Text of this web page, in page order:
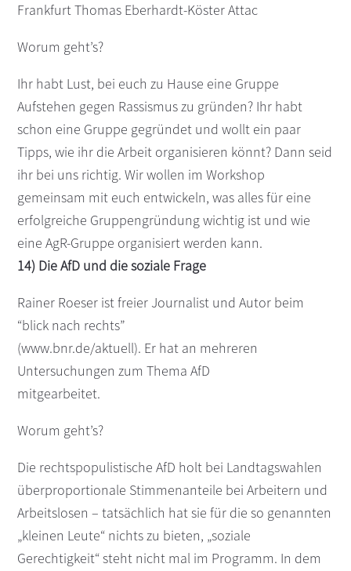
Frankfurt Thomas Eberhardt-Köster Attac
Worum geht’s?
Ihr habt Lust, bei euch zu Hause eine Gruppe
Aufstehen gegen Rassismus zu gründen? Ihr habt
schon eine Gruppe gegründet und wollt ein paar
Tipps, wie ihr die Arbeit organisieren könnt? Dann seid
ihr bei uns richtig. Wir wollen im Workshop
gemeinsam mit euch entwickeln, was alles für eine
erfolgreiche Gruppengründung wichtig ist und wie
eine AgR-Gruppe organisiert werden kann.
14) Die AfD und die soziale Frage
Rainer Roeser ist freier Journalist und Autor beim
“blick nach rechts”
(www.bnr.de/aktuell). Er hat an mehreren
Untersuchungen zum Thema AfD
mitgearbeitet.
Worum geht’s?
Die rechtspopulistische AfD holt bei Landtagswahlen
überproportionale Stimmenanteile bei Arbeitern und
Arbeitslosen – tatsächlich hat sie für die so genannten
„kleinen Leute“ nichts zu bieten, „soziale
Gerechtigkeit“ steht nicht mal im Programm. In dem